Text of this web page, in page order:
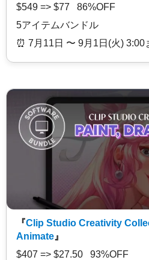
$549 => $77 86%OFF
5アイテムバンドル
⏰️ 7月11日 〜 9月1日(火) 3:00
『Clip Studio Creativity
Animate 』
$407 => $27.50 93%OFF